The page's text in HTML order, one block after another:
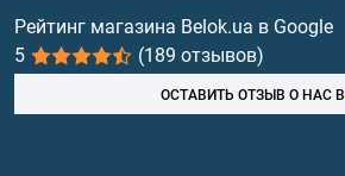
Витамины и минералы
Рыбий жир, жирные кислоты
Рейтинг магазина Belok.ua в Google
5
(189 отзывов)
ОСТАВИТЬ ОТЗЫВ О НАС В